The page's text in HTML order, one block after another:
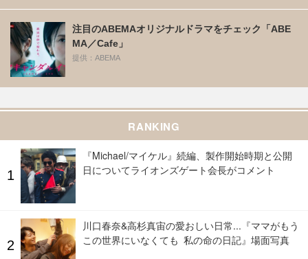
注目のABEMAオリジナルドラマをチェック「ABE
MA／Cafe」
提供：ABEMA
RANKING
『Michael/マイケル』続編、製作開始時期と公開
日についてライオンズゲート会長がコメント
川口春奈&高杉真宙の愛おしい日常...『ママがもう
この世界にいなくても 私の命の日記』場面写真